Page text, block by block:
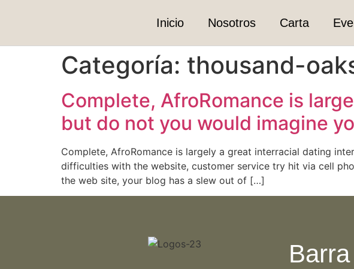
Inicio Nosotros Carta
Categoría: thousand-
Complete, AfroRomance is
but do not you would imagine
Complete, AfroRomance is largely a great interracial dating
difficulties with the website, customer service try hit via cell
the web site, your blog has a slew out of […]